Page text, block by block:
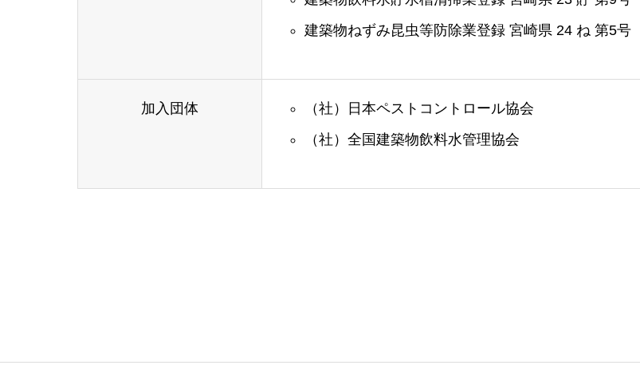
建築物ねずみ昆虫等防除業登録 宮崎県 24 ね 第5号
加入団体
（社）日本ペストコントロール協会
（社）全国建築物飲料水管理協会